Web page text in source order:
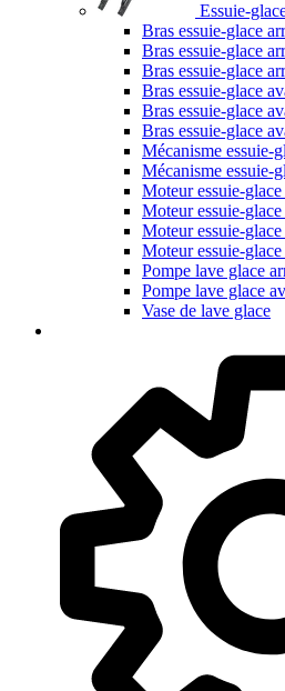
Essuie-
Bras essuie-glace
Bras essuie-glace
Bras essuie-glace
Bras essuie-glace
Bras essuie-glace
Bras essuie-glace
Mécanisme essuie-
Mécanisme essuie-
Moteur essuie-
Moteur essuie-
Moteur essuie-
Moteur essuie-
Pompe lave glace
Pompe lave glace
Vase de lave glace